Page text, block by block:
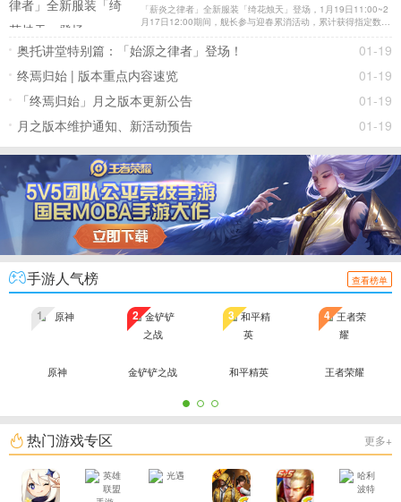
「薪炎之律者」全新服装「绮花烛天」登场，1月19日11:00~2
月17日12:00期间，舰长参与迎春累消活动，累计获得指定数量
01-19
奥托讲堂特别篇：「始源之律者」登场！
01-19
终焉归始 | 版本重点内容速览
01-19
「终焉归始」月之版本更新公告
01-19
月之版本维护通知、新活动预告
手游人气榜 查看榜单
原神
1
金铲铲之战
2
和平精英
3
王者荣耀
4
热门游戏专区 更多+